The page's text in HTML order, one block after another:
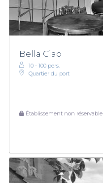
Bella Ciao
10 - 100 pers.
Quartier du port
Établissement non réservable